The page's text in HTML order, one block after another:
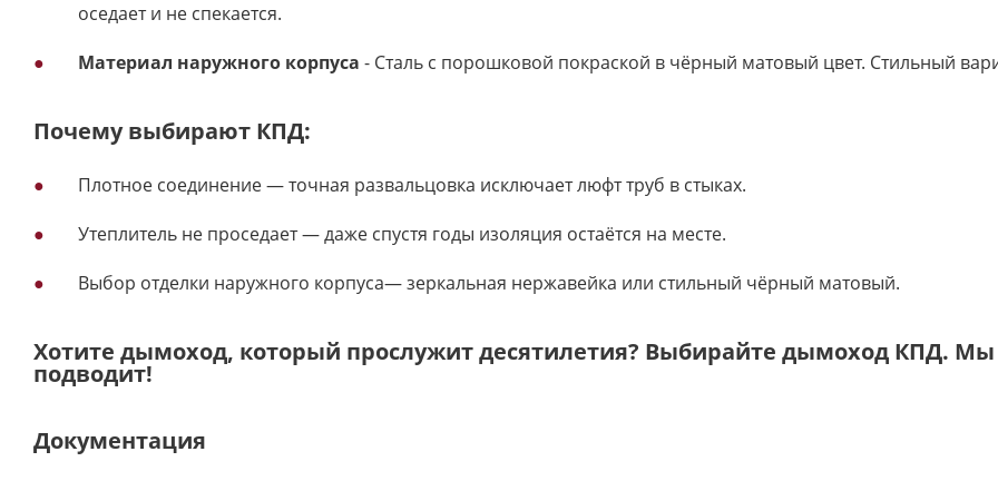
оседает и не спекается.
Материал наружного корпуса - Сталь с порошковой покраской в чёрный матовый цвет. Стильный
Почему выбирают КПД:
Плотное соединение — точная развальцовка исключает люфт труб в стыках.
Утеплитель не проседает — даже спустя годы изоляция остаётся на месте.
Выбор отделки наружного корпуса— зеркальная нержавейка или стильный чёрный матовый.
Хотите дымоход, который прослужит десятилетия? Выбирайте дымоход КПД.
подводит!
Документация